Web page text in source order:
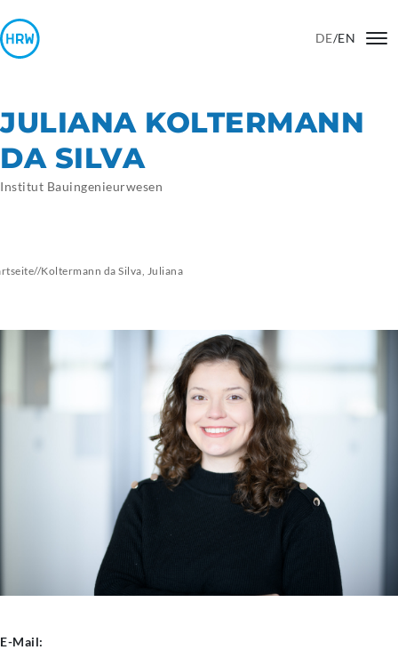
DE/EN
JULIANA KOLTERMANN
DA SILVA
Institut Bauingenieurwesen
//Koltermann da Silva, Juliana
E-Mail: